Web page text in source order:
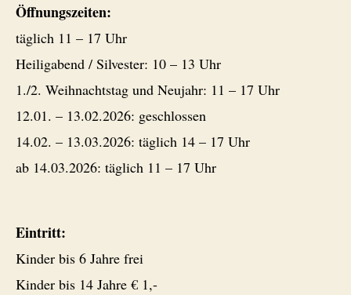
Öffnungszeiten:
täglich 11 – 17 Uhr
Heiligabend / Silvester: 10 – 13 Uhr
1./2. Weihnachtstag und Neujahr: 11 – 17 Uhr
12.01. – 13.02.2026: geschlossen
14.02. – 13.03.2026: täglich 14 – 17 Uhr
ab 14.03.2026: täglich 11 – 17 Uhr
Eintritt:
Kinder bis 6 Jahre frei
Kinder bis 14 Jahre € 1,-